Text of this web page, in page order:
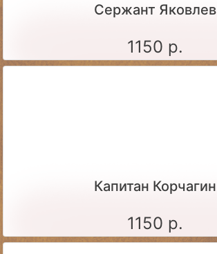
Сержант Яковлев
1150 р.
Капитан Корчагин
1150 р.